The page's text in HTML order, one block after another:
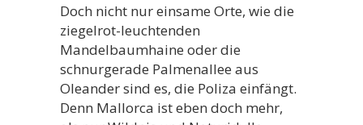
Doch nicht nur einsame Orte, wie die
ziegelrot-leuchtenden
Mandelbaumhaine oder die
schnurgerade Palmenallee aus
Oleander sind es, die Poliza einfängt.
Denn Mallorca ist eben doch mehr,